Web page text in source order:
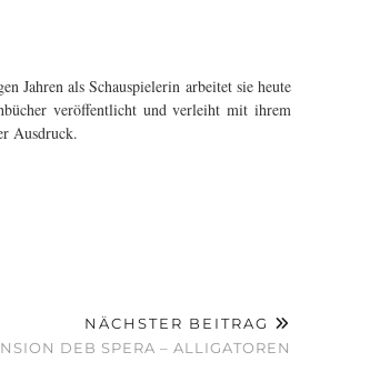
Jahren als Schauspielerin arbeitet sie heute
veröffentlicht und verleiht mit ihrem
Ausdruck.
NÄCHSTER BEITRAG
DEB SPERA – ALLIGATOREN